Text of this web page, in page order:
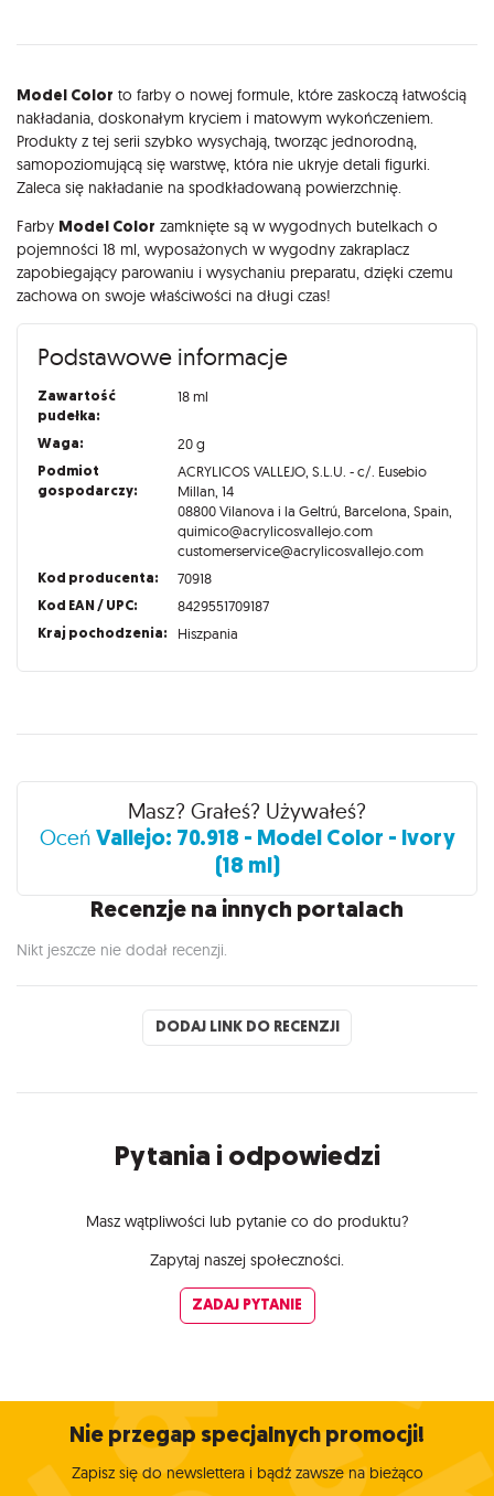
Opis
Model Color to farby o nowej formule, które zaskoczą łatwością
nakładania, doskonałym kryciem i matowym wykończeniem.
Produkty z tej serii szybko wysychają, tworząc jednorodną,
samopoziomującą się warstwę, która nie ukryje detali figurki.
Zaleca się nakładanie na spodkładowaną powierzchnię.
Farby Model Color zamknięte są w wygodnych butelkach o
pojemności 18 ml, wyposażonych w wygodny zakraplacz
zapobiegający parowaniu i wysychaniu preparatu, dzięki czemu
zachowa on swoje właściwości na długi czas!
Podstawowe informacje
Zawartość
pudełka:
18 ml
Waga: 20 g
Podmiot
gospodarczy:
ACRYLICOS VALLEJO, S.L.U. - c/. Eusebio
Millan, 14
08800 Vilanova i la Geltrú, Barcelona, Spain,
quimico@acrylicosvallejo.com
customerservice@acrylicosvallejo.com
Kod producenta: 70918
Kod EAN / UPC: 8429551709187
Kraj pochodzenia: Hiszpania
Recenzje
Masz? Grałeś? Używałeś?
Oceń Vallejo: 70.918 - Model Color - Ivory
(18 ml)
Recenzje na innych portalach
Nikt jeszcze nie dodał recenzji.
DODAJ LINK DO RECENZJI
Pytania i odpowiedzi
Masz wątpliwości lub pytanie co do produktu?
Zapytaj naszej społeczności.
ZADAJ PYTANIE
Nie przegap specjalnych promocji!
Zapisz się do newslettera i bądź zawsze na bieżąco